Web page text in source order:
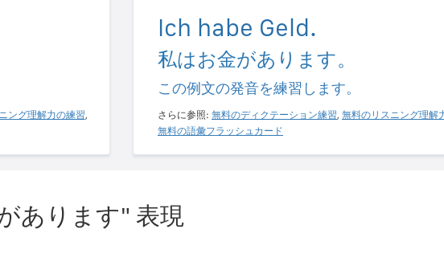
ング理解力の練習,
Ich habe Geld.
私はお金があります。
この例文の発音を練習します。
さらに参照: 無料のディクテーション練習, 無料のリスニング理解
無料の語彙フラッシュカード
あります" 表現